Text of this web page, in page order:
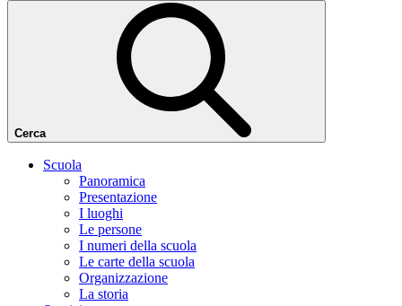
Cerca
Scuola
Panoramica
Presentazione
I luoghi
Le persone
I numeri della scuola
Le carte della scuola
Organizzazione
La storia